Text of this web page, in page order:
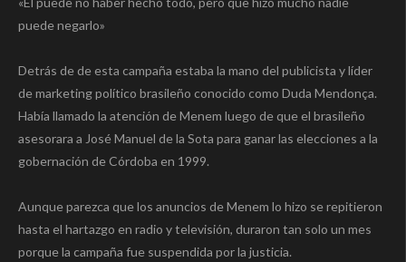
puede negarlo»
Detrás de de esta campaña estaba la mano del publicista y líder
de marketing político brasileño conocido como Duda Mendonça.
Había llamado la atención de Menem luego de que el brasileño
asesorara a José Manuel de la Sota para ganar las elecciones a la
gobernación de Córdoba en 1999.
Aunque parezca que los anuncios de Menem lo hizo se repitieron
hasta el hartazgo en radio y televisión, duraron tan solo un mes
porque la campaña fue suspendida por la justicia.